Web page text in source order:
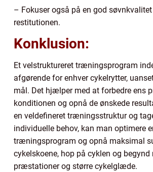
– Fokuser også på en god
restitutionen.
Konklusion:
Et velstruktureret træningsprogram
afgørende for enhver cykelrytter,
mål. Det hjælper med at forbedre ens
konditionen og opnå de ønskede
en veldefineret træningsstruktur og
individuelle behov, kan man optimere
træningsprogram og opnå maksimal
cykelskoene, hop på cyklen og begynd
præstationer og større cykelglæde.